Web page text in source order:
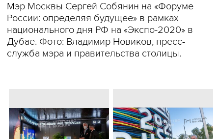
Мэр Москвы Сергей Собянин на «Форуме
России: определяя будущее» в рамках
национального дня РФ на «Экспо-2020» в
Дубае. Фото: Владимир Новиков, пресс-
служба мэра и правительства столицы.